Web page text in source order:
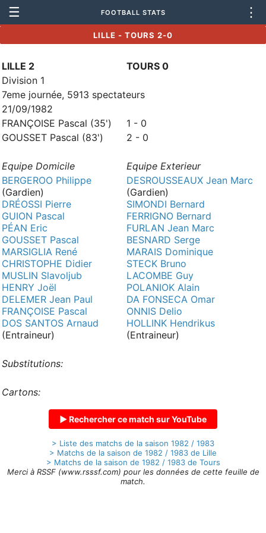
☰ FOOTBALL STATS ⋮
LILLE - TOURS 2-0
LILLE 2
TOURS 0
Division 1
7eme journée, 5913 spectateurs
21/09/1982
FRANÇOISE Pascal (35')
1 - 0
GOUSSET Pascal (83')
2 - 0
Equipe Domicile
Equipe Exterieur
BERGEROO Philippe
(Gardien)
DRÉOSSI Pierre
GUION Pascal
PÉAN Eric
GOUSSET Pascal
MARSIGLIA René
CHRISTOPHE Didier
MUSLIN Slavoljub
HENRY Joël
DELEMER Jean Paul
FRANÇOISE Pascal
DOS SANTOS Arnaud
(Entraineur)
DESROUSSEAUX Jean Marc
(Gardien)
SIMONDI Bernard
FERRIGNO Bernard
FURLAN Jean Marc
BESNARD Serge
MARAIS Dominique
STECK Bruno
LACOMBE Guy
POLANIOK Alain
DA FONSECA Omar
ONNIS Delio
HOLLINK Hendrikus
(Entraineur)
Substitutions:
Cartons:
▶ Rechercher ce match sur YouTube
> Liste des matchs de la saison 1982 / 1983
> Matchs de la saison de 1982 / 1983 de Lille
> Matchs de la saison de 1982 / 1983 de Tours
Merci à RSSF (www.rsssf.com) pour les données de cette feuille de
match.